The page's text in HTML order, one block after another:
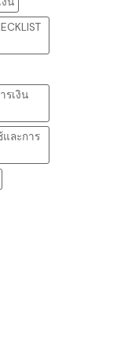
รเงิน
และการ